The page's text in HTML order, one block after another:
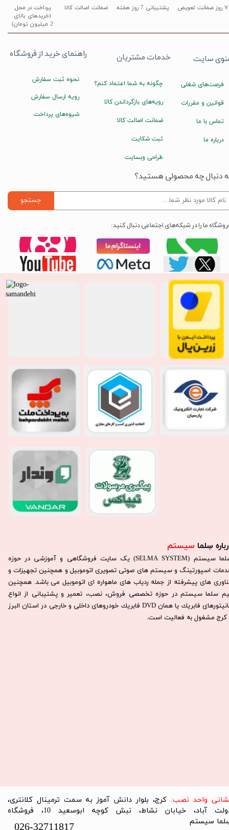
سِلما سیستم​​​​​​​
سِلما سيستم (SELMA SYSTEM) یک سایت فروشگاهی و آموزشی در حوزه
اسپورتینگ و سیستم های صوتی تصویری اتوموبیل و همچنین تجهیزات و
های پیشرفته از جمله ردیاب های ماهواره ای اتوموبیل می باشد. همچنين
سلما سيستم در حوزه تخصصی فروش، نصب، تعمير و پشتيبانی از انواع
مانيتورهای فابريك يا همان DVD فابريك خودروهای داخلی و خارجی در استان البرز
كرج مشغول به فعاليت است.​​​​​​​
پشتیبانی 7 روز هفته
پرداخت در محل
(خریدهای بالای
2 میلیون تومان)
۷ روز ضمانت تعویض ضمانت اصالت کالا
راهنمای خرید از فروشگاه
نحوه ثبت سفارش
رویه ارسال سفارش
شیوه‌های پرداخت
خدمات مشتریان
چگونه به شما اعتماد کنم؟
رویه‌های بازگرداندن کالا
ضمانت اصالت کالا
ثبت شکایت
طراحی وبسایت
سایت
فرصت‌های شغلی
قوانین و مقررات
تماس با ما
درباره ما
دنبال چه محصولی هستید؟
جستجو
ما را در شبکه‌های اجتماعی دنبال کنید:
واحد نصب: کرج، بلوار دانش آموز به سمت ترمینال کلانتری،
دولت آباد، خیابان نشاط، نبش کوچه ابوسعید 10، فروشگاه
سیستم​​​​​​​